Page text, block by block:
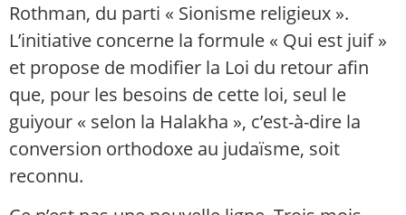
Rothman, du parti « Sionisme religieux ».
L’initiative concerne la formule « Qui est juif »
et propose de modifier la Loi du retour afin
que, pour les besoins de cette loi, seul le
guiyour « selon la Halakha », c’est-à-dire la
conversion orthodoxe au judaïsme, soit
reconnu.